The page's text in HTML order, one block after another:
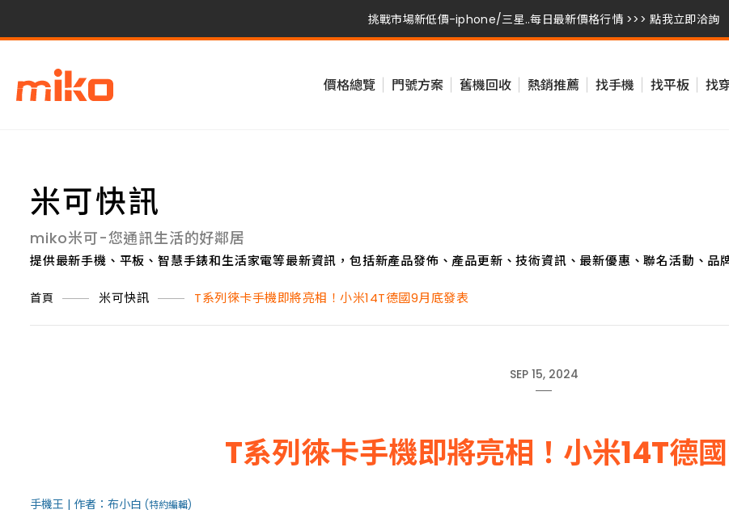
挑戰市場新低價-iphone/三星..每日最新價格行情 >>> 點我立即洽詢
挑戰市場新低價-iphone/三星..每日最新價格行情 >>> 點我立即洽詢
價格總覽 門號方案 舊機回收 熱銷推薦 找手機 找平板 找
米可快訊
miko米可-您通訊生活的好鄰居
提供最新手機、平板、智慧手錶和生活家電等最新資訊，包括新產品發佈、產品更新、技術資訊、最新優惠、聯名活動、品
首頁 米可快訊 T系列徠卡手機即將亮相！小米14T德國9月底發表
SEP 15, 2024
T系列徠卡手機即將亮相！小米14T德
手機王 | 作者：布小白 (特約編輯)